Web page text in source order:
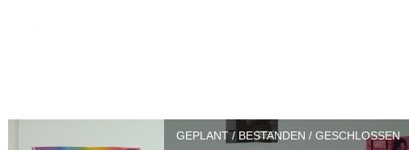
GEPLANT / BESTANDEN / GESCHLOSSEN